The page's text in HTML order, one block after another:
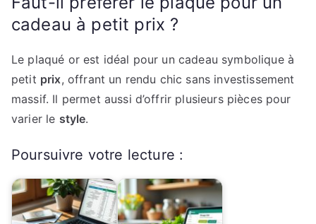
cadeau à petit prix ?
Le plaqué or est idéal pour un cadeau symbolique à
petit prix, offrant un rendu chic sans investissement
massif. Il permet aussi d’offrir plusieurs pièces pour
varier le style.
Poursuivre votre lecture :